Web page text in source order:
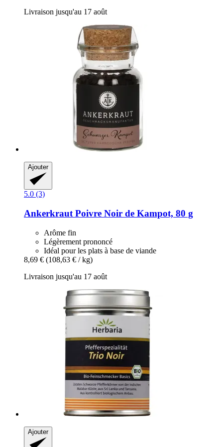
Livraison jusqu'au 17 août
Ajouter
5.0 (3)
Ankerkraut Poivre Noir de Kampot, 80 g
Arôme fin
Légèrement prononcé
Idéal pour les plats à base de viande
8,69 € (108,63 € / kg)
Livraison jusqu'au 17 août
Ajouter